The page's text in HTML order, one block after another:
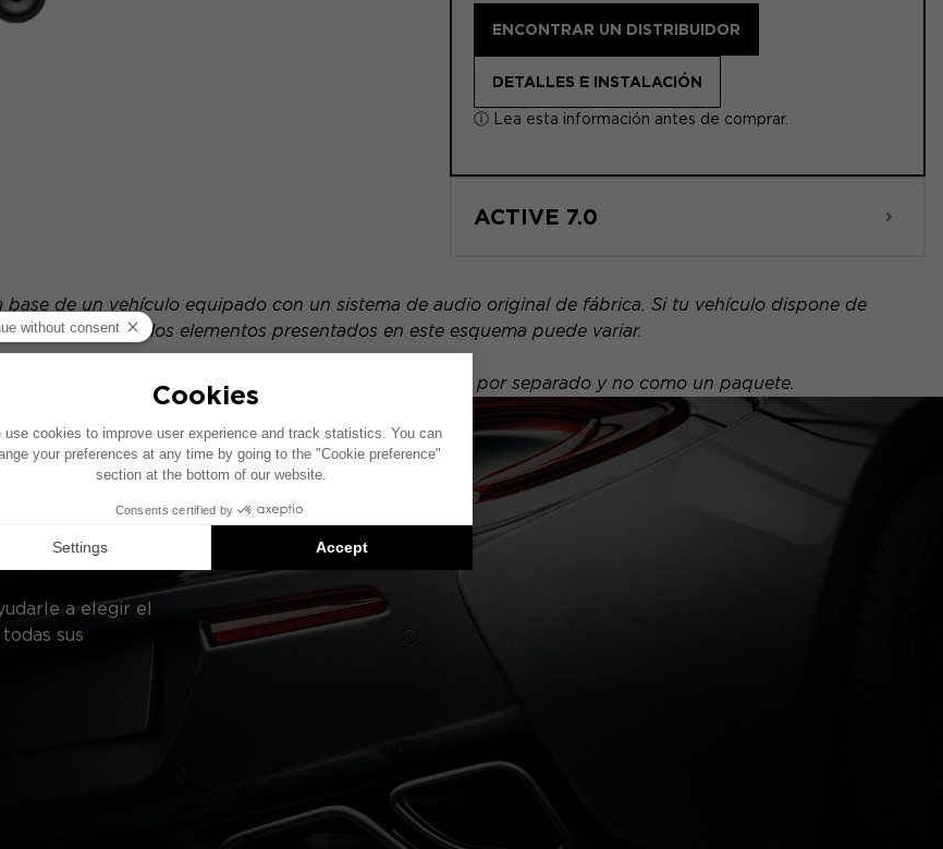
ENCONTRAR UN DISTRIBUIDOR
DETALLES E INSTALACIÓN
ⓘ Lea esta información antes de comprar.
ACTIVE 7.0
base de un vehículo equipado con un sistema de audio original de fábrica. Si tu vehículo dispone de
la ubicación de los elementos presentados en este esquema puede variar.
de productos compatibles: cada elemento se vende por separado y no como un paquete.
a elegir el
sus